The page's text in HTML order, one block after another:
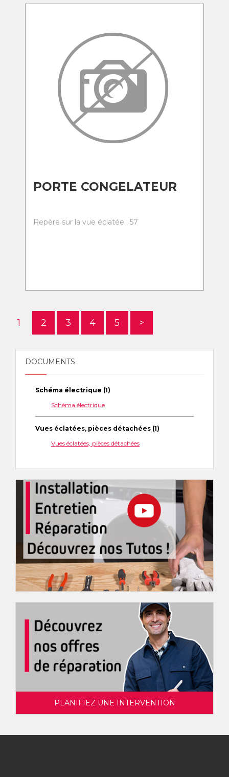
PORTE CONGELATEUR
Repère sur la vue éclatée : 57
1 2 3 4 5 >
DOCUMENTS
Schéma électrique (1)
Schéma électrique
Vues éclatées, pièces détachées (1)
Vues éclatées, pièces détachées
PLANIFIEZ UNE INTERVENTION